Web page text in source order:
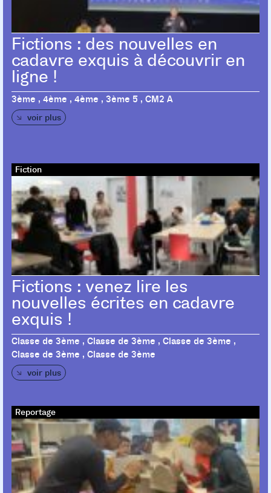
Fictions : des nouvelles en
cadavre exquis à découvrir en
ligne !
3ème , 4ème , 4ème , 3ème 5 , CM2 A
voir plus
Fiction
Fictions : venez lire les
nouvelles écrites en cadavre
exquis !
Classe de 3ème , Classe de 3ème , Classe de 3ème ,
Classe de 3ème , Classe de 3ème
voir plus
Reportage